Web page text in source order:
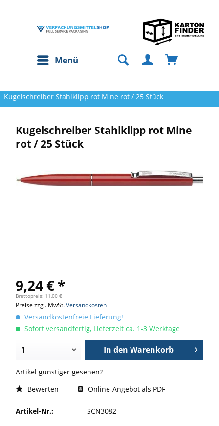
Menü
Kugelschreiber Stahlklipp rot Mine rot / 25 Stück
Kugelschreiber Stahlklipp rot Mine
rot / 25 Stück
9,24 € *
Bruttopreis: 11,00 €
Preise zzgl. MwSt.Versandkosten
Versandkostenfreie Lieferung!
Sofort versandfertig, Lieferzeit ca. 1-3 Werktage
In den Warenkorb
Artikel günstiger gesehen?
Bewerten
Online-Angebot als PDF
Artikel-Nr.: SCN3082